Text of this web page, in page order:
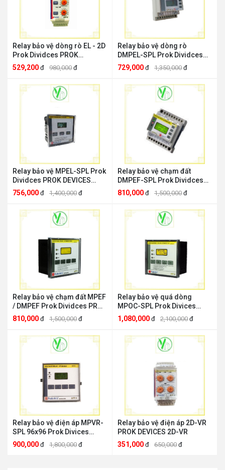
Relay bảo vệ dòng rò EL - 2D
Prok Dividces PROK
DEVICES EL-2D
529,200 đ 980,000 đ
Relay bảo vệ dòng rò
DMPEL-SPL Prok Dividces
PROK DEVICES DMPEL-SPL
729,000 đ 1,350,000 đ
Relay bảo vệ MPEL-SPL Prok
Dividces PROK DEVICES
MPEL-SPL
756,000 đ 1,400,000 đ
Relay bảo vệ chạm đất
DMPEF-SPL Prok Dividces
PROK DEVICES DMPEF-SPL
810,000 đ 1,500,000 đ
Relay bảo vệ chạm đất MPEF
/ DMPEF Prok Dividces PROK
DEVICES MPEF-SPL
810,000 đ 1,500,000 đ
Relay bảo vệ quá dòng
MPOC-SPL Prok Divices
PROK DEVICES MPOC-SPL
1,080,000 đ 2,100,000 đ
Relay bảo vệ điện áp MPVR-
SPL 96x96 Prok Divices
PROK DEVICES MPVR-SPL
900,000 đ 1,800,000 đ
Relay bảo vệ điện áp 2D-VR
PROK DEVICES 2D-VR
351,000 đ 650,000 đ